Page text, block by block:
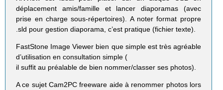
déplacement amis/famille et lancer diaporamas (avec
prise en charge sous-répertoires). A noter format propre
.sld pour gestion diaporama, c’est pratique (fichier texte).
FastStone Image Viewer bien que simple est très agréable
d’utilisation en consultation simple (
il suffit au préalable de bien nommer/classer ses photos).
A ce sujet Cam2PC freeware aide à renommer photos lors